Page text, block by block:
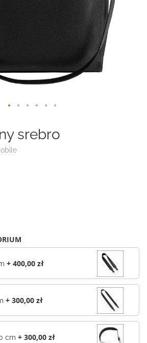
srebro
+ 400,00 zł
+ 300,00 zł
cm + 300,00 zł